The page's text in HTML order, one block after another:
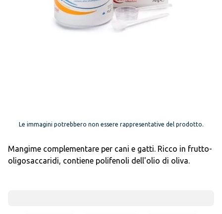
Le immagini potrebbero non essere rappresentative del prodotto.
Mangime complementare per cani e gatti. Ricco in frutto-
oligosaccaridi, contiene polifenoli dell'olio di oliva.